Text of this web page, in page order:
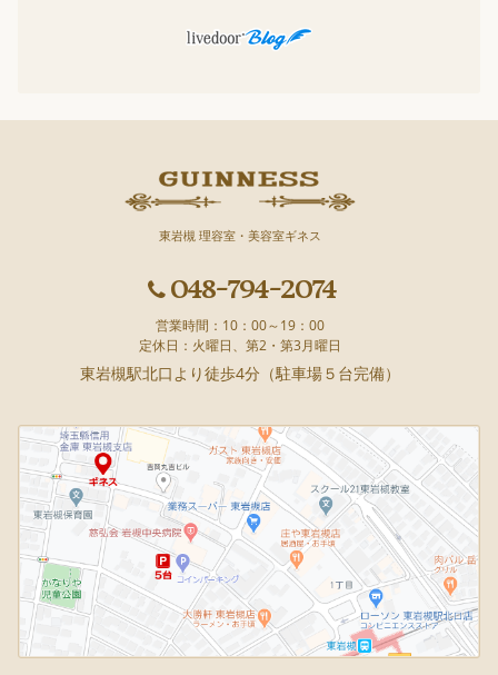
東岩槻 理容室・美容室ギネス
048-794-2074
営業時間：10：00～19：00
定休日：火曜日、第2・第3月曜日
東岩槻駅北口より徒歩4分（駐車場５台完備）